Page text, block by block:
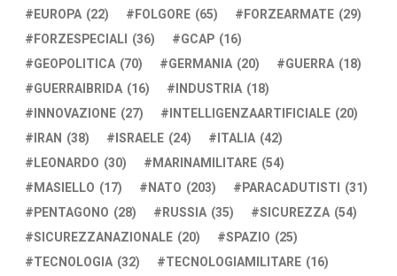
EUROPA (22) FOLGORE (65) FORZEARMATE (29)
FORZESPECIALI (36) GCAP (16)
GEOPOLITICA (70) GERMANIA (20) GUERRA (18)
GUERRAIBRIDA (16) INDUSTRIA (18)
INNOVAZIONE (27) INTELLIGENZAARTIFICIALE (20)
IRAN (38) ISRAELE (24) ITALIA (42)
LEONARDO (30) MARINAMILITARE (54)
MASIELLO (17) NATO (203) PARACADUTISTI (31)
PENTAGONO (28) RUSSIA (35) SICUREZZA (54)
SICUREZZANAZIONALE (20) SPAZIO (25)
TECNOLOGIA (32) TECNOLOGIAMILITARE (16)